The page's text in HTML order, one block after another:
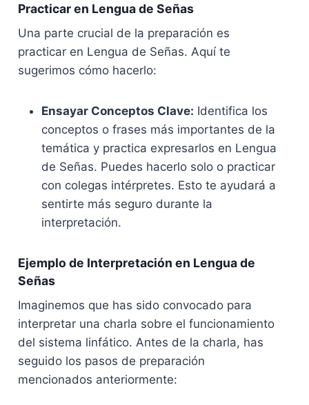
Practicar en Lengua de Señas
Una parte crucial de la preparación es
practicar en Lengua de Señas. Aquí te
sugerimos cómo hacerlo:
Ensayar Conceptos Clave: Identifica los
conceptos o frases más importantes de la
temática y practica expresarlos en Lengua
de Señas. Puedes hacerlo solo o practicar
con colegas intérpretes. Esto te ayudará a
sentirte más seguro durante la
interpretación.
Ejemplo de Interpretación en Lengua de
Señas
Imaginemos que has sido convocado para
interpretar una charla sobre el funcionamiento
del sistema linfático. Antes de la charla, has
seguido los pasos de preparación
mencionados anteriormente: